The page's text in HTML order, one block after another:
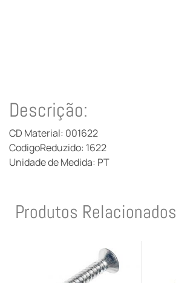
Descrição:
CD Material: 001622
CodigoReduzido: 1622
Unidade de Medida: PT
Produtos Relacionados